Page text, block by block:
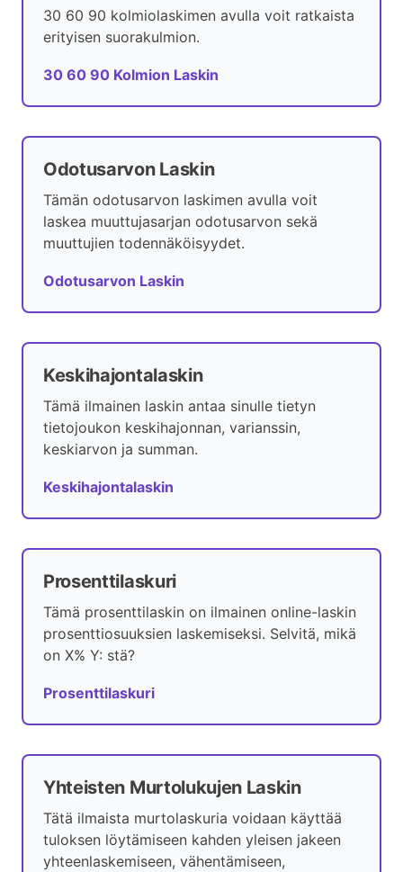
30 60 90 kolmiolaskimen avulla voit ratkaista
erityisen suorakulmion.
30 60 90 Kolmion Laskin
Odotusarvon Laskin
Tämän odotusarvon laskimen avulla voit
laskea muuttujasarjan odotusarvon sekä
muuttujien todennäköisyydet.
Odotusarvon Laskin
Keskihajontalaskin
Tämä ilmainen laskin antaa sinulle tietyn
tietojoukon keskihajonnan, varianssin,
keskiarvon ja summan.
Keskihajontalaskin
Prosenttilaskuri
Tämä prosenttilaskin on ilmainen online-laskin
prosenttiosuuksien laskemiseksi. Selvitä, mikä
on X% Y: stä?
Prosenttilaskuri
Yhteisten Murtolukujen Laskin
Tätä ilmaista murtolaskuria voidaan käyttää
tuloksen löytämiseen kahden yleisen jakeen
yhteenlaskemiseen, vähentämiseen,